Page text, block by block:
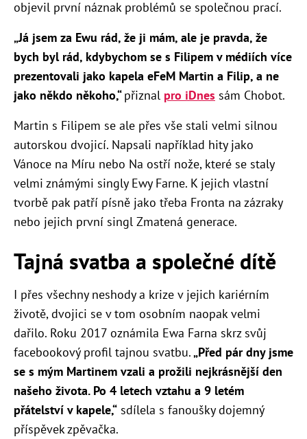
objevil první náznak problémů se společnou prací.
„Já jsem za Ewu rád, že ji mám, ale je pravda, že
bych byl rád, kdybychom se s Filipem v médiích více
prezentovali jako kapela eFeM Martin a Filip, a ne
jako někdo někoho,“přiznal pro iDnes sám Chobot.
Martin s Filipem se ale přes vše stali velmi silnou
autorskou dvojicí. Napsali například hity jako
Vánoce na Míru nebo Na ostří nože, které se staly
velmi známými singly Ewy Farne. K jejich vlastní
tvorbě pak patří písně jako třeba Fronta na zázraky
nebo jejich první singl Zmatená generace.
Tajná svatba a společné dítě
I přes všechny neshody a krize v jejich kariérním
životě, dvojici se v tom osobním naopak velmi
dařilo. Roku 2017 oznámila Ewa Farna skrz svůj
facebookový profil tajnou svatbu.„Před pár dny jsme
se s mým Martinem vzali a prožili nejkrásnější den
našeho života. Po 4 letech vztahu a 9 letém
přátelství v kapele,“ sdílela s fanoušky dojemný
příspěvek zpěvačka.